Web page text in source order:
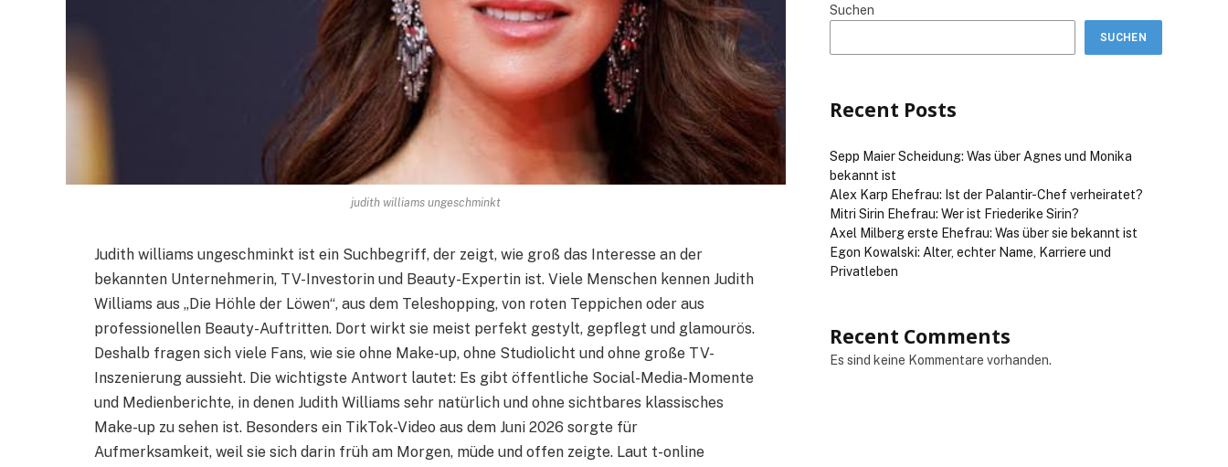
judith williams ungeschminkt
Judith williams ungeschminkt ist ein Suchbegriff, der zeigt, wie groß das Interesse an der
bekannten Unternehmerin, TV-Investorin und Beauty-Expertin ist. Viele Menschen kennen Judith
Williams aus „Die Höhle der Löwen“, aus dem Teleshopping, von roten Teppichen oder aus
professionellen Beauty-Auftritten. Dort wirkt sie meist perfekt gestylt, gepflegt und glamourös.
Deshalb fragen sich viele Fans, wie sie ohne Make-up, ohne Studiolicht und ohne große TV-
Inszenierung aussieht. Die wichtigste Antwort lautet: Es gibt öffentliche Social-Media-Momente
und Medienberichte, in denen Judith Williams sehr natürlich und ohne sichtbares klassisches
Make-up zu sehen ist. Besonders ein TikTok-Video aus dem Juni 2026 sorgte für
Aufmerksamkeit, weil sie sich darin früh am Morgen, müde und offen zeigte. Laut t-online
Suchen
SUCHEN
Recent Posts
Sepp Maier Scheidung: Was über Agnes und Monika
bekannt ist
Alex Karp Ehefrau: Ist der Palantir-Chef verheiratet?
Mitri Sirin Ehefrau: Wer ist Friederike Sirin?
Axel Milberg erste Ehefrau: Was über sie bekannt ist
Egon Kowalski: Alter, echter Name, Karriere und
Privatleben
Recent Comments
Es sind keine Kommentare vorhanden.